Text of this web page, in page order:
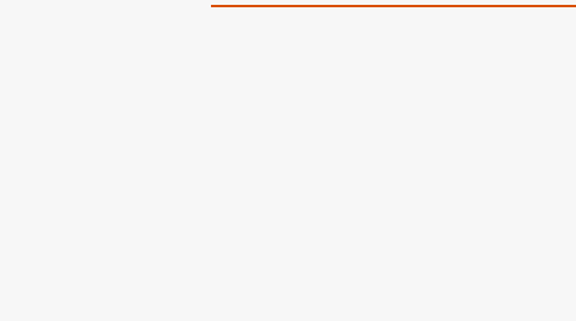
2. Lig
3. Lig